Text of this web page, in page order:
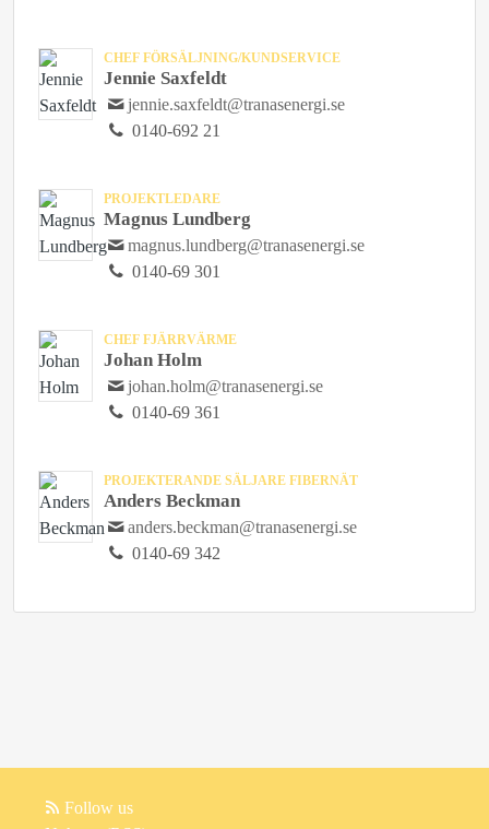
CHEF FÖRSÄLJNING/KUNDSERVICE
Jennie Saxfeldt
jennie.saxfeldt@tranasenergi.se
0140-692 21
PROJEKTLEDARE
Magnus Lundberg
magnus.lundberg@tranasenergi.se
0140-69 301
CHEF FJÄRRVÄRME
Johan Holm
johan.holm@tranasenergi.se
0140-69 361
PROJEKTERANDE SÄLJARE FIBERNÄT
Anders Beckman
anders.beckman@tranasenergi.se
0140-69 342
Follow us